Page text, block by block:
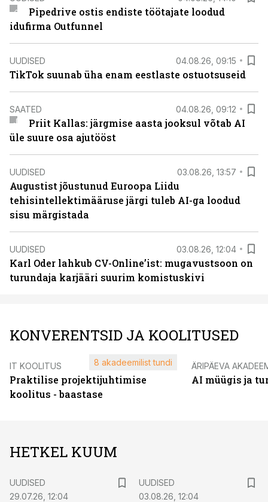
Pipedrive ostis endiste töötajate loodud
idufirma Outfunnel
UUDISED 04.08.26, 09:15
TikTok suunab üha enam eestlaste ostuotsuseid
SAATED 04.08.26, 09:12
Priit Kallas: järgmise aasta jooksul võtab AI
üle suure osa ajutööst
UUDISED 03.08.26, 13:57
Augustist jõustunud Euroopa Liidu
tehisintellektimääruse järgi tuleb AI-ga loodud
sisu märgistada
UUDISED 03.08.26, 12:04
Karl Oder lahkub CV-Online’ist: mugavustsoon on
turundaja karjääri suurim komistuskivi
KONVERENTSID JA KOOLITUSED
IT KOOLITUS
Praktilise projektijuhtimise
koolitus - baastase
8 akadeemilist tundi ÄRIPÄEVA
AI müügis ja
HETKEL KUUM
UUDISED
29.07.26, 12:04
UUDISED
03.08.26, 12:04